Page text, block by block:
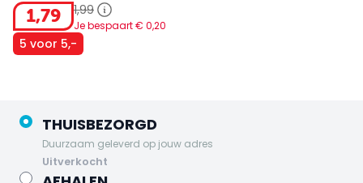
1,79 1,99
Je bespaart € 0,20
5 voor 5,-
THUISBEZORGD
Duurzaam geleverd op jouw adres
uitverkocht